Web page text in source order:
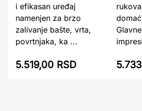
i efikasan uređaj
namenjen za brzo
zalivanje bašte, vrta,
povrtnjaka, ka ...
5.519,00 RSD